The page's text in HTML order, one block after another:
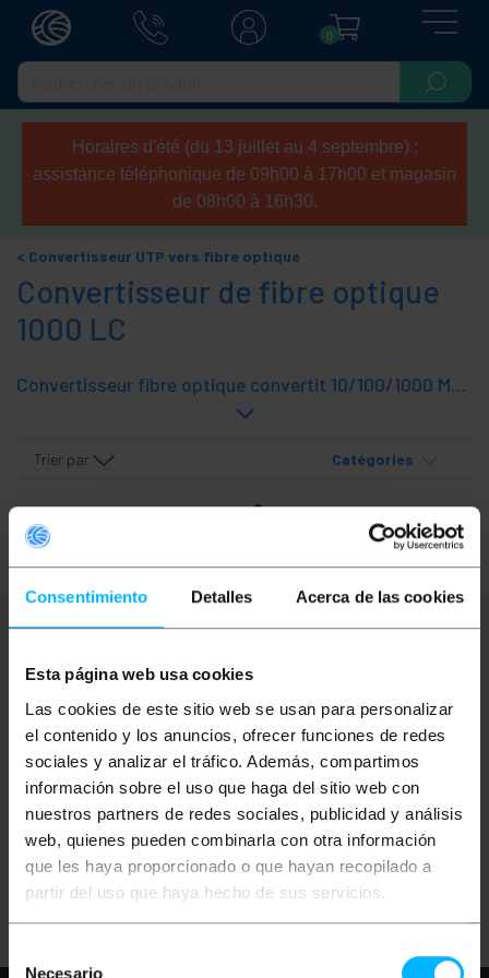
Consentimiento Detalles Acerca de las cookies
Esta página web usa cookies
Las cookies de este sitio web se usan para personalizar
el contenido y los anuncios, ofrecer funciones de redes
sociales y analizar el tráfico. Además, compartimos
información sobre el uso que haga del sitio web con
nuestros partners de redes sociales, publicidad y análisis
web, quienes pueden combinarla con otra información
que les haya proporcionado o que hayan recopilado a
partir del uso que haya hecho de sus servicios.
Necesario
0
Horaires d'été (du 13 juillet au 4 septembre) :
assistance téléphonique de 09h00 à 17h00 et magasin
de 08h00 à 16h30.
Convertisseur UTP vers fibre optique
Convertisseur de fibre optique
1000 LC
Convertisseur fibre optique convertit 10/100/1000 Mbps base de fibres optiques LC connecteur RJ45 UTP base. Compatible avec les fibres multimode et monomode optique. Convertisseurs fibre sont des solutions idéales pour la transmission des données sur de longues distances.
Trier par Catégories
BEMATIK Convertisseur
fibre optique 1000 Mbps
multimode LC vers RJ45
à 550m
PVP
61,59€
61,59€ VAT inc.
PVD
55,53 €
REF: UF041
QUAND IL Y A DU